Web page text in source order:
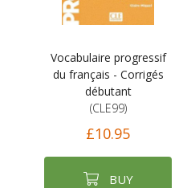
Vocabulaire progressif
du français - Corrigés
débutant
(CLE99)
£10.95
BUY